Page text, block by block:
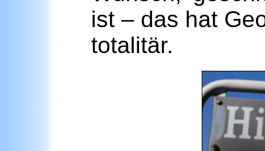
ist – das hat
totalitär.